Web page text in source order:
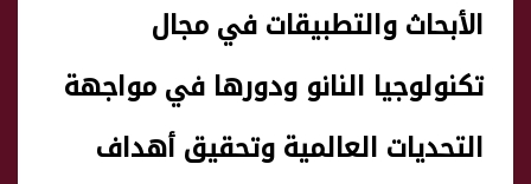
الأبحاث والتطبيقات في مجال
تكنولوجيا النانو ودورها في مواجهة
التحديات العالمية وتحقيق أهداف